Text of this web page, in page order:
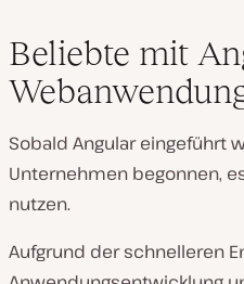
Beliebte mit
Sobald Angular eingeführt
Unternehmen begonnen,
nutzen.
Aufgrund der schnelleren